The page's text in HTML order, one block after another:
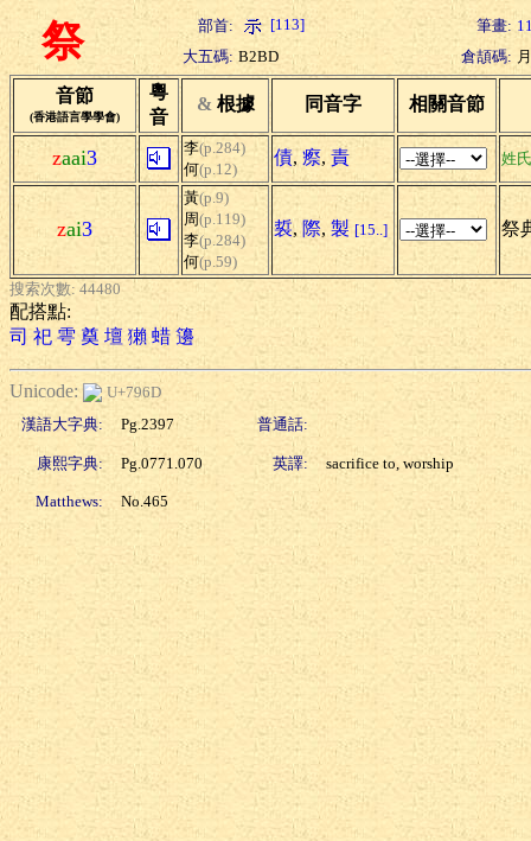
祭 部首: [113] 筆畫:
大五碼: B2BD 倉頡碼:
音節
(香港語言學學會)
粵
音
& 根據 同音字 相關音節
zaai3 李(p.284)
何(p.12)
債, 瘵, 責 姓氏
zai3
黃(p.9)
周(p.119)
李(p.284)
何(p.59)
裚, 際, 製 [15..] 祭
搜索次數: 44480
配搭點:
司 祀 雩 奠 壇 獺 蜡 籩
Unicode:
U+796D
漢語大字典:
Pg.2397 普通話:
康熙字典: Pg.0771.070 英譯: sacrifice to, worship
Matthews: No.465